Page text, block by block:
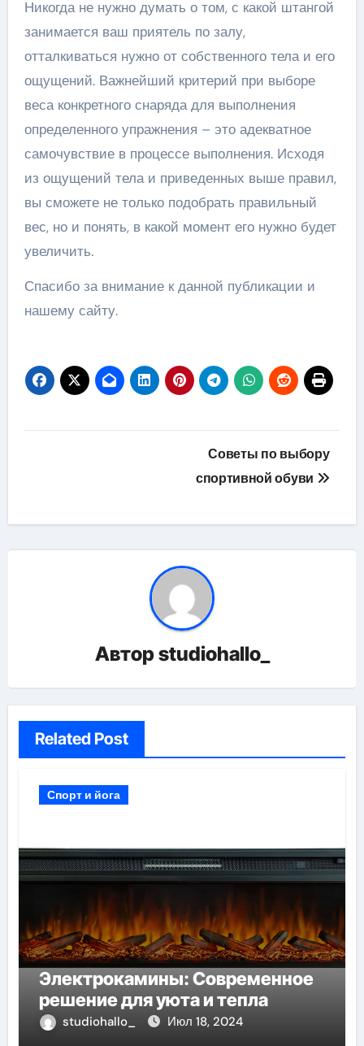
Никогда не нужно думать о том, с какой штангой
занимается ваш приятель по залу,
отталкиваться нужно от собственного тела и его
ощущений. Важнейший критерий при выборе
веса конкретного снаряда для выполнения
определенного упражнения – это адекватное
самочувствие в процессе выполнения. Исходя
из ощущений тела и приведенных выше правил,
вы сможете не только подобрать правильный
вес, но и понять, в какой момент его нужно будет
увеличить.
Спасибо за внимание к данной публикации и
нашему сайту.
Советы по выбору
спортивной обуви
Авторstudiohallo_
Related Post
Спорт и йога
Электрокамины: Современное
решение для уюта и тепла
studiohallo_ Июл 18, 2024